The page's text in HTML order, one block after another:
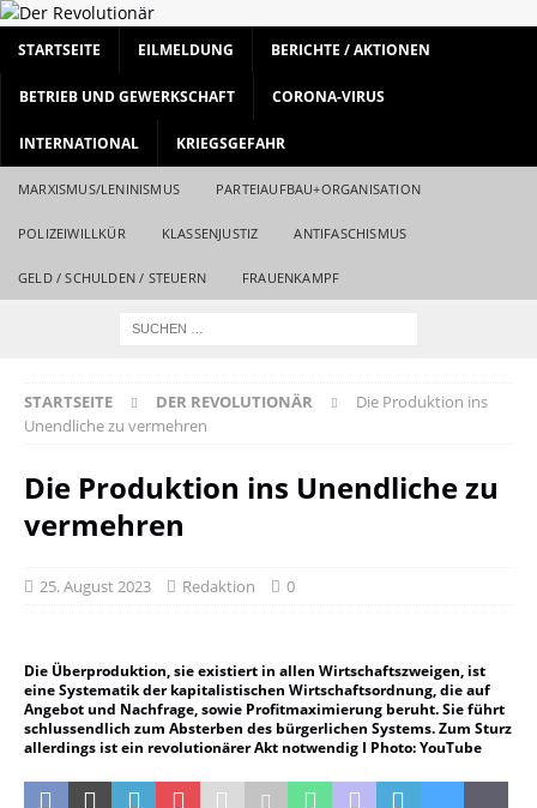
STARTSEITE EILMELDUNG BERICHTE / AKTIONEN
BETRIEB UND GEWERKSCHAFT CORONA-VIRUS
INTERNATIONAL KRIEGSGEFAHR
MARXISMUS/LENINISMUS PARTEIAUFBAU+ORGANISATION
POLIZEIWILLKÜR KLASSENJUSTIZ ANTIFASCHISMUS
GELD / SCHULDEN / STEUERN FRAUENKAMPF
STARTSEITE DER REVOLUTIONÄR
Die Produktion ins
Unendliche zu vermehren
Die Produktion ins Unendliche zu
vermehren
25. August 2023 Redaktion 0
Die Überproduktion, sie existiert in allen Wirtschaftszweigen, ist
eine Systematik der kapitalistischen Wirtschaftsordnung, die auf
Angebot und Nachfrage, sowie Profitmaximierung beruht. Sie führt
schlussendlich zum Absterben des bürgerlichen Systems. Zum Sturz
allerdings ist ein revolutionärer Akt notwendig I Photo: YouTube